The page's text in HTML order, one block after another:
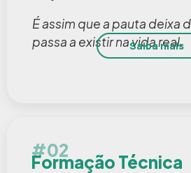
É assim que a pauta deixa
passa a existir na vida real.
Saiba mais
#02
Formação Técnica